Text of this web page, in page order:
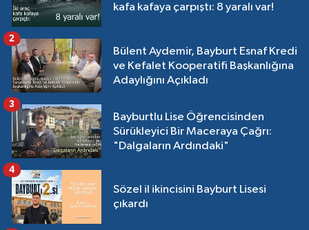
kafa kafaya çarpıştı: 8 yaralı var!
Bülent Aydemir, Bayburt Esnaf Kredi
ve Kefalet Kooperatifi Başkanlığına
Adaylığını Açıkladı
2
Bayburtlu Lise Öğrencisinden
Sürükleyici Bir Maceraya Çağrı:
"Dalgaların Ardındaki"
3
Sözel il ikincisini Bayburt Lisesi
çıkardı
4